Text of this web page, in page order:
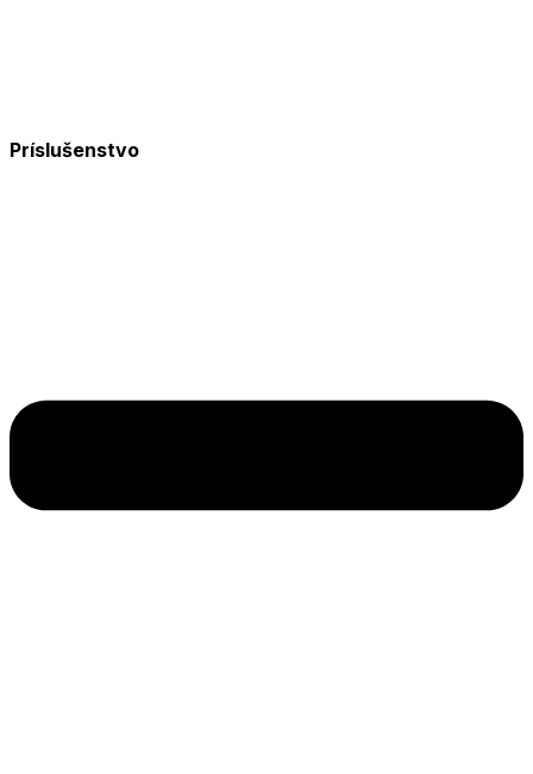
Príslušenstvo